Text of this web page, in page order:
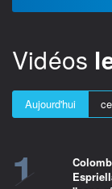
Vidéos
Aujourd'hui
1